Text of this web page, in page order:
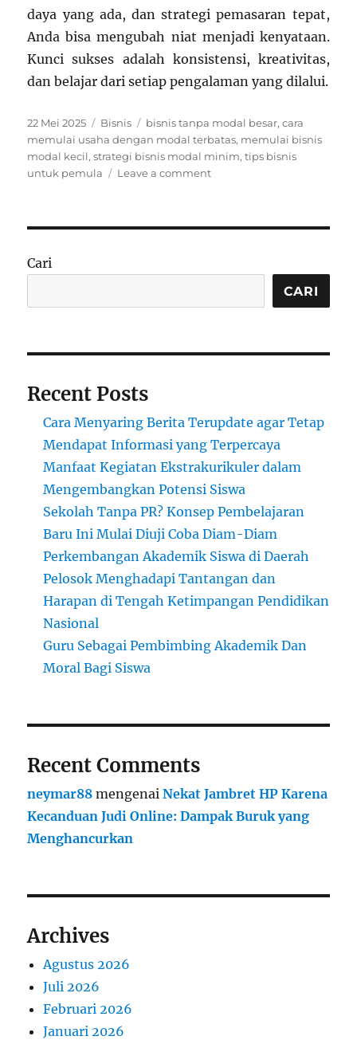
daya yang ada, dan strategi pemasaran tepat,
Anda bisa mengubah niat menjadi kenyataan.
Kunci sukses adalah konsistensi, kreativitas,
dan belajar dari setiap pengalaman yang dilalui.
Posted
on
22 Mei 2025 Categories
Bisnis Tags
bisnis tanpa modal besar,cara
memulai usaha dengan modal terbatas, memulai bisnis
modal kecil,strategi bisnis modal minim,tips bisnis
untuk pemula
Leave a commenton
Dari
hingga
Cari
CARI
Recent Posts
Cara Menyaring Berita Terupdate agar Tetap
Mendapat Informasi yang Terpercaya
Manfaat Kegiatan Ekstrakurikuler dalam
Mengembangkan Potensi Siswa
Sekolah Tanpa PR? Konsep Pembelajaran
Baru Ini Mulai Diuji Coba Diam-Diam
Perkembangan Akademik Siswa di Daerah
Pelosok Menghadapi Tantangan dan
Harapan di Tengah Ketimpangan Pendidikan
Nasional
Guru Sebagai Pembimbing Akademik Dan
Moral Bagi Siswa
Recent Comments
neymar88 mengenaiNekat Jambret HP Karena
Kecanduan Judi Online: Dampak Buruk yang
Menghancurkan
Archives
Agustus 2026
Juli 2026
Februari 2026
Januari 2026